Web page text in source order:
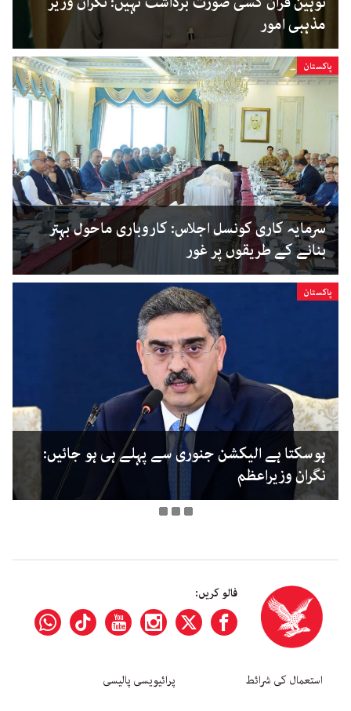
مذہبی امور
پاکستان
سرمایہ کاری کونسل اجلاس: کاروباری ماحول بہتر
بنانے کے طریقوں پر غور
پاکستان
ہوسکتا ہے الیکشن جنوری سے پہلے ہی ہو جائیں:
نگران وزیراعظم
فالو کریں:
استعمال کی شرائط پرائیویسی پالیسی